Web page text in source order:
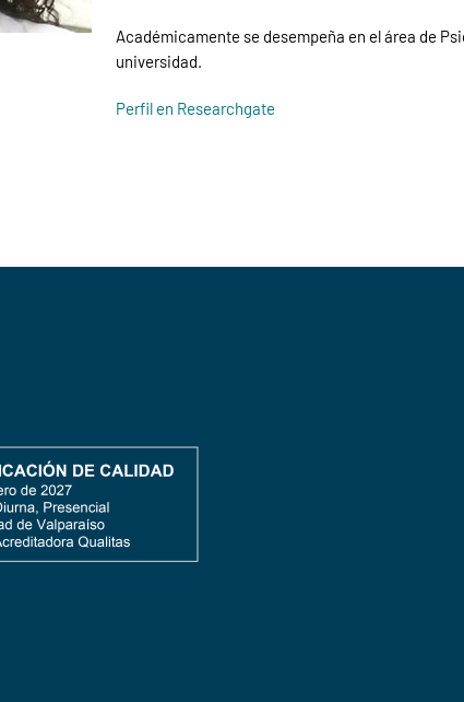
Académicamente se desempeña en el área de
universidad.
Perfil en Researchgate